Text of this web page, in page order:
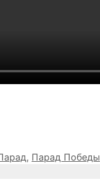
, Парад Победы